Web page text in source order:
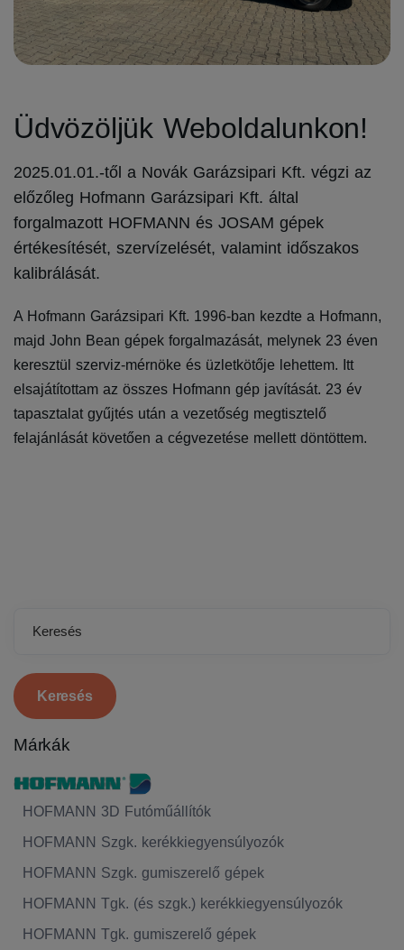
Üdvözöljük Weboldalunkon!
2025.01.01.-től a Novák Garázsipari Kft. végzi az
előzőleg Hofmann Garázsipari Kft. által
forgalmazott HOFMANN és JOSAM gépek
értékesítését, szervízelését, valamint időszakos
kalibrálását.
A Hofmann Garázsipari Kft. 1996-ban kezdte a Hofmann,
majd John Bean gépek forgalmazását, melynek 23 éven
keresztül szerviz-mérnöke és üzletkötője lehettem. Itt
elsajátítottam az összes Hofmann gép javítását. 23 év
tapasztalat gyűjtés után a vezetőség megtisztelő
felajánlását követően a cégvezetése mellett döntöttem.
Keresés
Márkák
HOFMANN 3D Futóműállítók
HOFMANN Szgk. kerékkiegyensúlyozók
HOFMANN Szgk. gumiszerelő gépek
HOFMANN Tgk. (és szgk.) kerékkiegyensúlyozók
HOFMANN Tgk. gumiszerelő gépek